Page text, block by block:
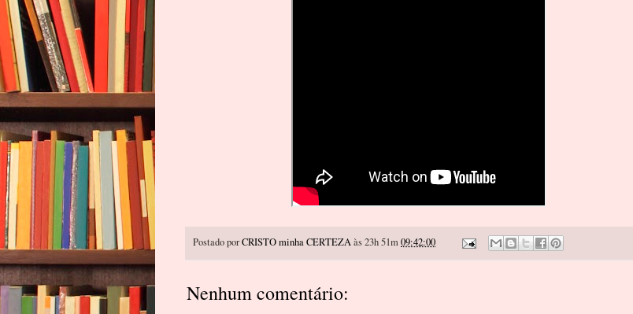
Postado porCRISTO minha CERTEZAàs 23h 51m09:42:00
Nenhum comentário: